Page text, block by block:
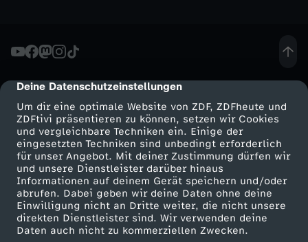
cmp-dialog-description
Deine Datenschutzeinstellungen
Um dir eine optimale Website von ZDF, ZDFheute und
ZDFtivi präsentieren zu können, setzen wir Cookies
und vergleichbare Techniken ein. Einige der
eingesetzten Techniken sind unbedingt erforderlich
für unser Angebot. Mit deiner Zustimmung dürfen wir
und unsere Dienstleister darüber hinaus
Informationen auf deinem Gerät speichern und/oder
abrufen. Dabei geben wir deine Daten ohne deine
Einwilligung nicht an Dritte weiter, die nicht unsere
direkten Dienstleister sind. Wir verwenden deine
Daten auch nicht zu kommerziellen Zwecken.
t
s
f
ü
r
L
Mehr ZDF
ZDF-Apps
Smart TV
ZDFtext
Service
ZDFmitreden
Kontakt zum ZDF
Tickets